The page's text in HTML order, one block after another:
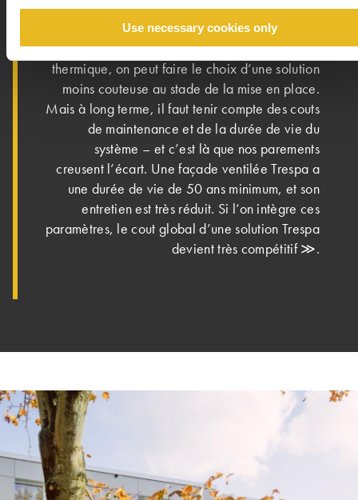
Use necessary cookies only
le revêtement. Michael Ollegott insiste
également sur la pérennité des parements
Trespa®Meteon®: ≪ Lors d’une réhabilitation
thermique, on peut faire le choix d’une solution
moins couteuse au stade de la mise en place.
Mais à long terme, il faut tenir compte des couts
de maintenance et de la durée de vie du
système – et c’est là que nos parements
creusent l’écart. Une façade ventilée Trespa a
une durée de vie de 50 ans minimum, et son
entretien est très réduit. Si l’on intègre ces
paramètres, le cout global d’une solution Trespa
devient très compétitif ≫.